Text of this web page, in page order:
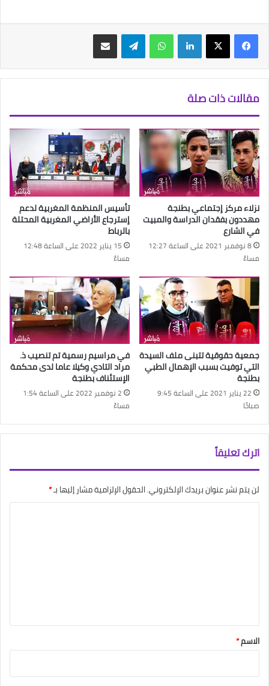
فيسبوك‫X لينكدإن واتساب تيلقرام مشاركة عبر البريد
مقالات ذات صلة
نزلاء مركز إجتماعي بطنجة
مهددون بفقدان الدراسة والمبيت
في الشارع
8 نوفمبر 2021 على الساعة 12:27
مساءً
تأسيس المنظمة المغربية لدعم
إسترجاع الأراضي المغربية المحتلة
بالرباط
15 يناير 2022 على الساعة 12:48
مساءً
جمعية حقوقية تتبنى ملف السيدة
التي توفيت بسبب الإهمال الطبي
بطنجة
22 يناير 2021 على الساعة 9:45
صباحًا
في مراسيم رسمية تم تنصيب ذ.
مراد التادي وكيلا عاما لدى محكمة
الإستئناف بطنجة
2 نوفمبر 2022 على الساعة 1:54
مساءً
اترك تعليقاً
لن يتم نشر عنوان بريدك الإلكتروني.الحقول الإلزامية مشار إليها بـ*
*
الاسم*